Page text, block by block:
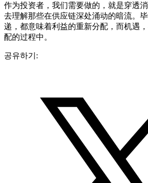
作为投资者，我们需要做的，就是穿透
去理解那些在供应链深处涌动的暗流。
递，都意味着利益的重新分配，而机遇
配的过程中。
공유하기: